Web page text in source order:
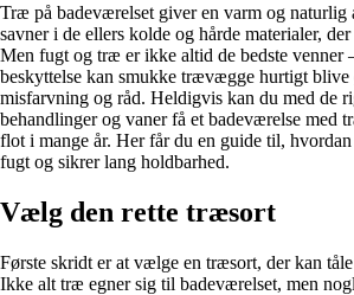
Træ på badeværelset giver en varm og naturlig
savner i de ellers kolde og hårde materialer,
Men fugt og træ er ikke altid de bedste venner
beskyttelse kan smukke trævægge hurtigt blive
misfarvning og råd. Heldigvis kan du med de
behandlinger og vaner få et badeværelse med
flot i mange år. Her får du en guide til,
fugt og sikrer lang holdbarhed.
Vælg den rette træsort
Første skridt er at vælge en træsort, der kan
Ikke alt træ egner sig til badeværelset, men